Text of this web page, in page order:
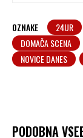
OZNAKE 24UR
DOMAČA SCENA
NOVICE DANES
PODOBNA